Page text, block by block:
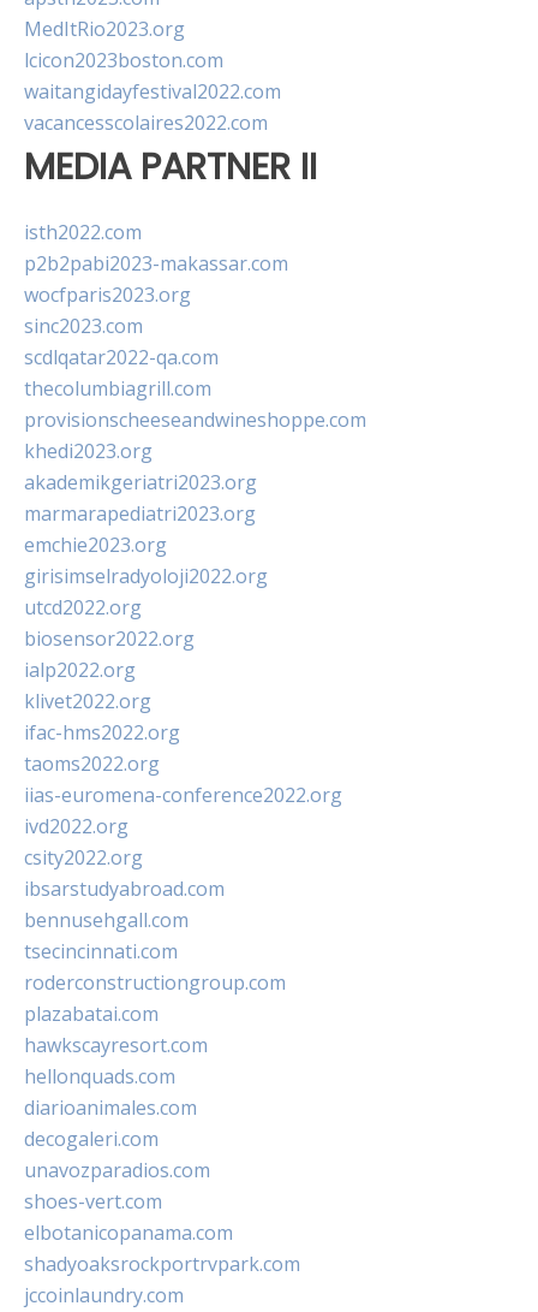
MedItRio2023.org
lcicon2023boston.com
waitangidayfestival2022.com
vacancesscolaires2022.com
MEDIA PARTNER II
isth2022.com
p2b2pabi2023-makassar.com
wocfparis2023.org
sinc2023.com
scdlqatar2022-qa.com
thecolumbiagrill.com
provisionscheeseandwineshoppe.com
khedi2023.org
akademikgeriatri2023.org
marmarapediatri2023.org
emchie2023.org
girisimselradyoloji2022.org
utcd2022.org
biosensor2022.org
ialp2022.org
klivet2022.org
ifac-hms2022.org
taoms2022.org
iias-euromena-conference2022.org
ivd2022.org
csity2022.org
ibsarstudyabroad.com
bennusehgall.com
tsecincinnati.com
roderconstructiongroup.com
plazabatai.com
hawkscayresort.com
hellonquads.com
diarioanimales.com
decogaleri.com
unavozparadios.com
shoes-vert.com
elbotanicopanama.com
shadyoaksrockportrvpark.com
jccoinlaundry.com